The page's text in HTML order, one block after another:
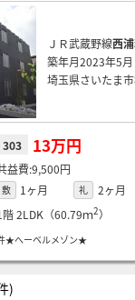
ＪＲ武蔵野線西
築年月2023年5
埼玉県さいたま
303 13万円
9,500円
敷 1ヶ月 礼
2ヶ月
階2LDK（60.79ｍ2）
★へーベルメゾン★
)